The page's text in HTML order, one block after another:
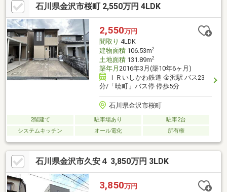
石川県金沢市桜町 2,550万円 4LDK
2,550万円
間取り 4LDK
建物面積106.53m2
土地面積131.89m2
築年月 2016年3月(築10年6ヶ月)
ＩＲいしかわ鉄道 金沢駅 バス23
分/「暁町」バス停 停歩5分
石川県金沢市桜町
2階建て 駐車場あり
駐車2台
システムキッチン
オール電化 所有権
石川県金沢市久安４ 3,850万円 3LDK
3,850万円